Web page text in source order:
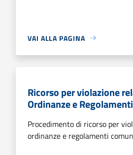
VAI ALLA PAGINA
Ricorso per violazione
Ordinanze e
Procedimento di ricorso per
ordinanze e regolamenti